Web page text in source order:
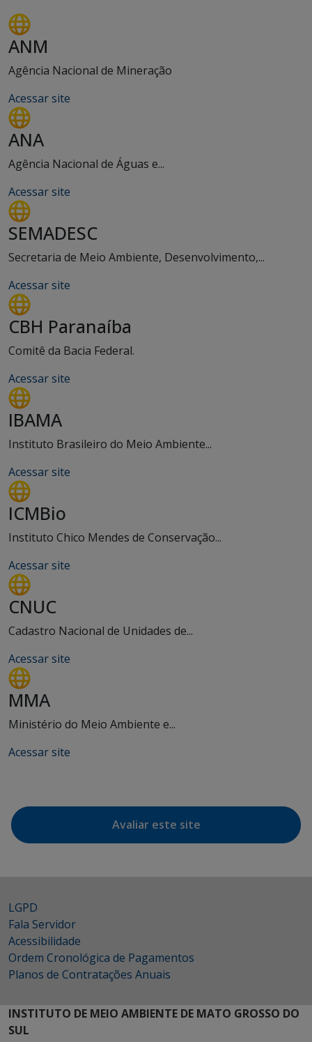
ANM
Agência Nacional de Mineração
Acessar site
ANA
Agência Nacional de Águas e...
Acessar site
SEMADESC
Secretaria de Meio Ambiente, Desenvolvimento,...
Acessar site
CBH Paranaíba
Comitê da Bacia Federal.
Acessar site
IBAMA
Instituto Brasileiro do Meio Ambiente...
Acessar site
ICMBio
Instituto Chico Mendes de Conservação...
Acessar site
CNUC
Cadastro Nacional de Unidades de...
Acessar site
MMA
Ministério do Meio Ambiente e...
Acessar site
Avaliar este site
LGPD
Fala Servidor
Acessibilidade
Ordem Cronológica de Pagamentos
Planos de Contratações Anuais
INSTITUTO DE MEIO AMBIENTE DE MATO GROSSO DO
SUL